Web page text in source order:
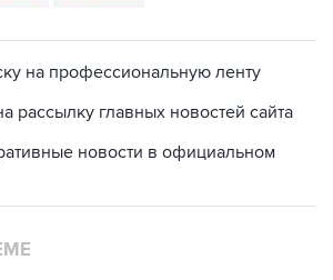
на профессиональную ленту
рассылку главных новостей сайта
новости в официальном